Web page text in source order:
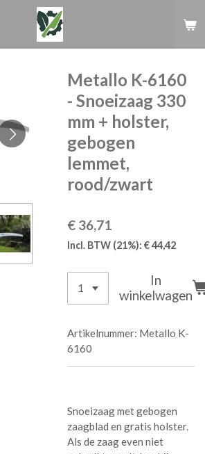
Metallo K-6160
- Snoeizaag 330
mm + holster,
gebogen
lemmet,
rood/zwart
€ 36,71
Incl. BTW (21%): € 44,42
In
winkelwagen
Artikelnummer: Metallo K-
6160
Snoeizaag met gebogen
zaagblad en gratis holster.
Als de zaag even niet